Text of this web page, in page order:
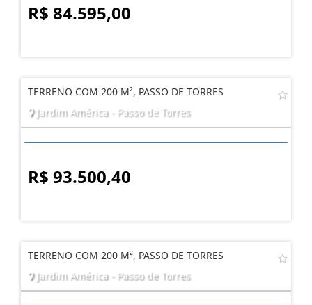
R$ 84.595,00
TERRENO COM 200 M², PASSO DE TORRES
Jardim América - Passo de Torres
R$ 93.500,40
TERRENO COM 200 M², PASSO DE TORRES
Jardim América - Passo de Torres